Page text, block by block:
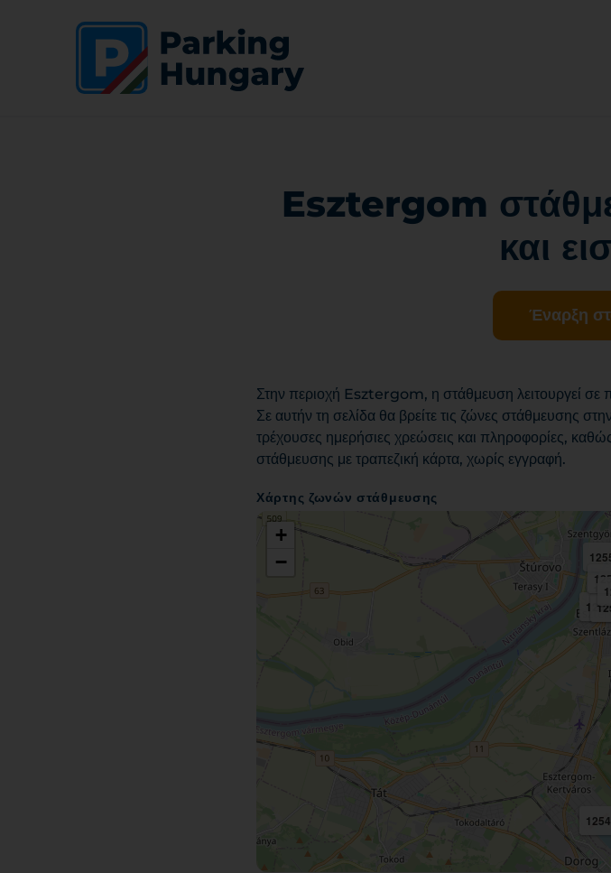
Esztergom
και
Έναρξη
Στην περιοχή Esztergom, η στάθμευση λειτουργεί σε
Σε αυτήν τη σελίδα θα βρείτε τις ζώνες στάθμευσης
τρέχουσες ημερήσιες χρεώσεις και πληροφορίες,
στάθμευσης με τραπεζική κάρτα, χωρίς εγγραφή.
Χάρτης ζωνών στάθμευσης
1253
1254
+
−